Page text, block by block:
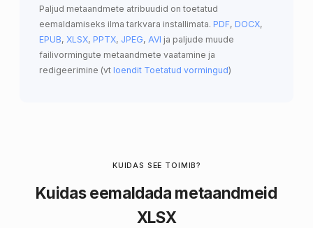
Paljud metaandmete atribuudid on toetatud
eemaldamiseks ilma tarkvara installimata. PDF, DOCX,
EPUB, XLSX, PPTX, JPEG, AVI ja paljude muude
failivormingute metaandmete vaatamine ja
redigeerimine (vt loendit Toetatud vormingud)
KUIDAS SEE TOIMIB?
Kuidas eemaldada metaandmeid
XLSX